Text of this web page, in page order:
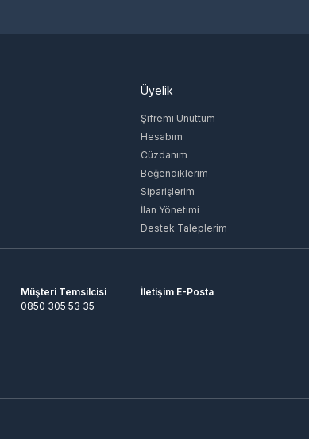
Üyelik
Şifremi Unuttum
Hesabım
Cüzdanım
Beğendiklerim
Siparişlerim
İlan Yönetimi
Destek Taleplerim
Müşteri Temsilcisi
0850 305 53 35
İletişim E-Posta